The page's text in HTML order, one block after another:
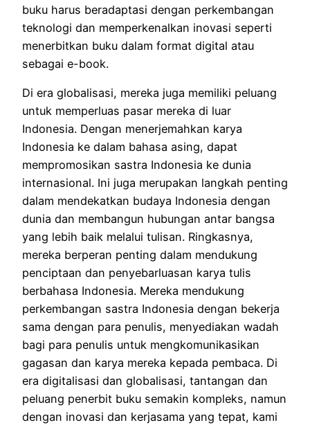
buku harus beradaptasi dengan perkembangan
teknologi dan memperkenalkan inovasi seperti
menerbitkan buku dalam format digital atau
sebagai e-book.
Di era globalisasi, mereka juga memiliki peluang
untuk memperluas pasar mereka di luar
Indonesia. Dengan menerjemahkan karya
Indonesia ke dalam bahasa asing, dapat
mempromosikan sastra Indonesia ke dunia
internasional. Ini juga merupakan langkah penting
dalam mendekatkan budaya Indonesia dengan
dunia dan membangun hubungan antar bangsa
yang lebih baik melalui tulisan. Ringkasnya,
mereka berperan penting dalam mendukung
penciptaan dan penyebarluasan karya tulis
berbahasa Indonesia. Mereka mendukung
perkembangan sastra Indonesia dengan bekerja
sama dengan para penulis, menyediakan wadah
bagi para penulis untuk mengkomunikasikan
gagasan dan karya mereka kepada pembaca. Di
era digitalisasi dan globalisasi, tantangan dan
peluang penerbit buku semakin kompleks, namun
dengan inovasi dan kerjasama yang tepat, kami